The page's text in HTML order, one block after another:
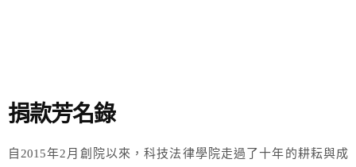
捐款芳名錄
自2015年2月創院以來，科技法律學院走過了十年的耕耘與成